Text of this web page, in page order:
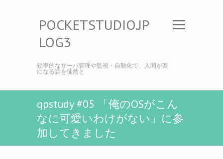
POCKETSTUDIO.JP
LOG3
効率的なサーバ管理や監視・自動化で、人間が楽
になる話を徒然と
qpstudy #05 「俺のOSがこん
なに可愛いわけがない」に参
加してきました